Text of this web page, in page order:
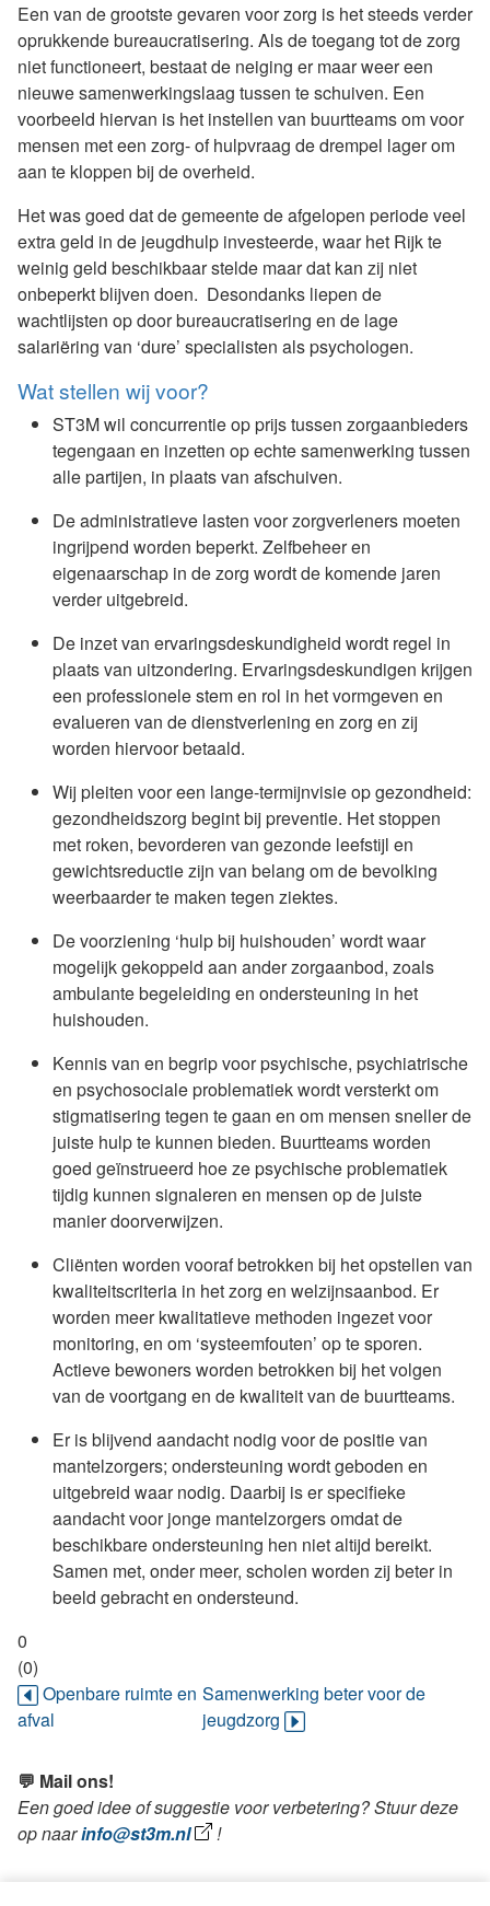
Een van de grootste gevaren voor zorg is het steeds verder
oprukkende bureaucratisering. Als de toegang tot de zorg
niet functioneert, bestaat de neiging er maar weer een
nieuwe samenwerkingslaag tussen te schuiven. Een
voorbeeld hiervan is het instellen van buurtteams om voor
mensen met een zorg- of hulpvraag de drempel lager om
aan te kloppen bij de overheid.
Het was goed dat de gemeente de afgelopen periode veel
extra geld in de jeugdhulp investeerde, waar het Rijk te
weinig geld beschikbaar stelde maar dat kan zij niet
onbeperkt blijven doen. Desondanks liepen de
wachtlijsten op door bureaucratisering en de lage
salariëring van ‘dure’ specialisten als psychologen.
Wat stellen wij voor?
ST3M wil concurrentie op prijs tussen zorgaanbieders
tegengaan en inzetten op echte samenwerking tussen
alle partijen, in plaats van afschuiven.
De administratieve lasten voor zorgverleners moeten
ingrijpend worden beperkt. Zelfbeheer en
eigenaarschap in de zorg wordt de komende jaren
verder uitgebreid.
De inzet van ervaringsdeskundigheid wordt regel in
plaats van uitzondering. Ervaringsdeskundigen krijgen
een professionele stem en rol in het vormgeven en
evalueren van de dienstverlening en zorg en zij
worden hiervoor betaald.
Wij pleiten voor een lange-termijnvisie op gezondheid:
gezondheidszorg begint bij preventie. Het stoppen
met roken, bevorderen van gezonde leefstijl en
gewichtsreductie zijn van belang om de bevolking
weerbaarder te maken tegen ziektes.
De voorziening ‘hulp bij huishouden’ wordt waar
mogelijk gekoppeld aan ander zorgaanbod, zoals
ambulante begeleiding en ondersteuning in het
huishouden.
Kennis van en begrip voor psychische, psychiatrische
en psychosociale problematiek wordt versterkt om
stigmatisering tegen te gaan en om mensen sneller de
juiste hulp te kunnen bieden. Buurtteams worden
goed geïnstrueerd hoe ze psychische problematiek
tijdig kunnen signaleren en mensen op de juiste
manier doorverwijzen.
Cliënten worden vooraf betrokken bij het opstellen van
kwaliteitscriteria in het zorg en welzijnsaanbod. Er
worden meer kwalitatieve methoden ingezet voor
monitoring, en om ‘systeemfouten’ op te sporen.
Actieve bewoners worden betrokken bij het volgen
van de voortgang en de kwaliteit van de buurtteams.
Er is blijvend aandacht nodig voor de positie van
mantelzorgers; ondersteuning wordt geboden en
uitgebreid waar nodig. Daarbij is er specifieke
aandacht voor jonge mantelzorgers omdat de
beschikbare ondersteuning hen niet altijd bereikt.
Samen met, onder meer, scholen worden zij beter in
beeld gebracht en ondersteund.
0
(0)
Openbare ruimte en
afval
Samenwerking beter voor de
jeugdzorg
💬 Mail ons!
Een goed idee of suggestie voor verbetering? Stuur deze
op naarinfo@st3m.nl !